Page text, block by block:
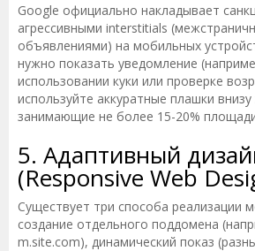
Google официально накладывает
агрессивными interstitials
объявлениями) на мобильных
нужно показать уведомление
использовании куки или проверке
используйте аккуратные плашки внизу
занимающие не более 15-20%
5. Адаптивный
(Responsive Web
Существует три способа реализации
создание отдельного поддомена
m.site.com), динамический показ